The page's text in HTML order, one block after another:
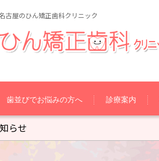
古屋のひん矯正歯科クリニック
歯並びでお悩みの方へ 診療案内
らせ